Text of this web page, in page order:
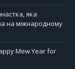
яка
на міжнародному
Mew Year for